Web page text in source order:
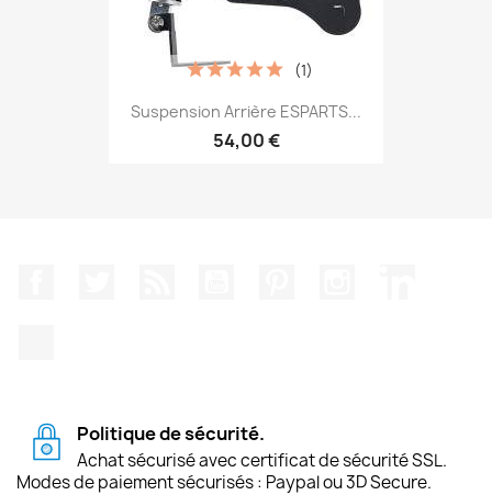
Suspension Arrière ESPARTS...
54,00 €
(1)
Politique de sécurité.
Achat sécurisé avec certificat de sécurité SSL.
Modes de paiement sécurisés : Paypal ou 3D Secure.